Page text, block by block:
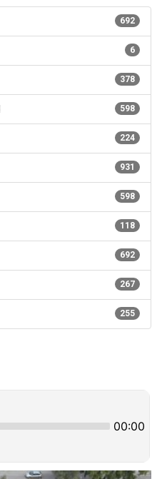
692
6
378
598
224
931
598
118
692
267
255